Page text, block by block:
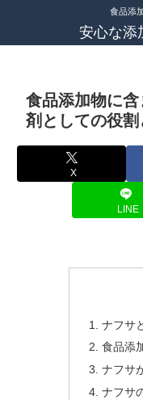
食品添
安心な添
食品添加物に
剤としての役割
X
LINE
ナフサ
食品添
ナフサ
ナフサ